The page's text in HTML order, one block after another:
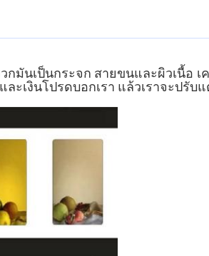
กมันเป็นกระจก สายขนและผิวเนื้อ เ
ะเงินโปรดบอกเรา แล้วเราจะปรับ